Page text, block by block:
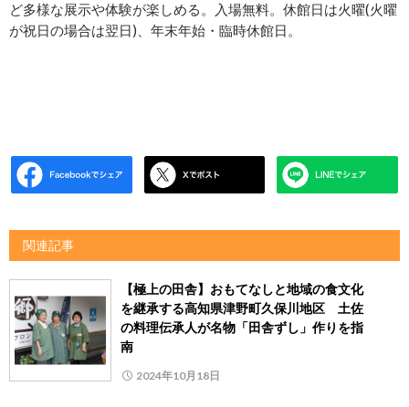
ど多様な展示や体験が楽しめる。入場無料。休館日は火曜(火曜
が祝日の場合は翌日)、年末年始・臨時休館日。
関連記事
【極上の田舎】おもてなしと地域の食文化
を継承する高知県津野町久保川地区 土佐
の料理伝承人が名物「田舎ずし」作りを指
南
2024年10月18日